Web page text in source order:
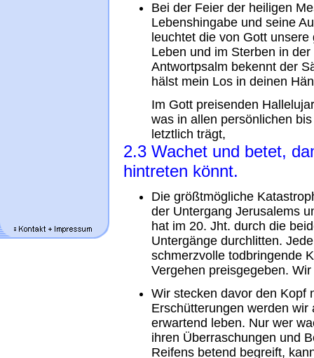
Bei der Feier der heiligen
Lebenshingabe und seine
leuchtet die von Gott
Leben und im Sterben in
Antwortpsalm bekennt der
hälst mein Los in deinen
Im Gott preisenden
was in allen persönlichen
letztlich trägt,
2.3 Wachet und betet,
hintreten könnt.
Die größtmögliche
der Untergang Jerusalems
hat im 20. Jht. durch die
Untergänge durchlitten.
schmerzvolle todbringende
Vergehen preisgegeben.
Wir stecken davor den Kopf
Erschütterungen werden
erwartend leben. Nur wer
ihren Überraschungen und
Reifens betend begreift,